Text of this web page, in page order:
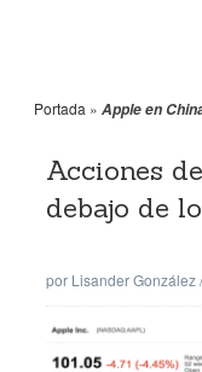
Portada » Apple en
Acciones
debajo de
por Lisander González